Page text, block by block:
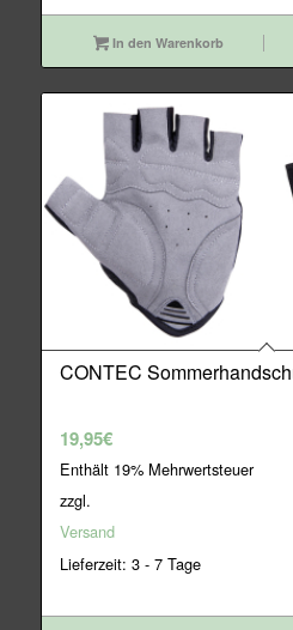
In den Warenkorb
CONTEC
19,95€
Enthält 19% Mehrwertsteuer
zzgl.
Versand
Lieferzeit: 3 - 7 Tage